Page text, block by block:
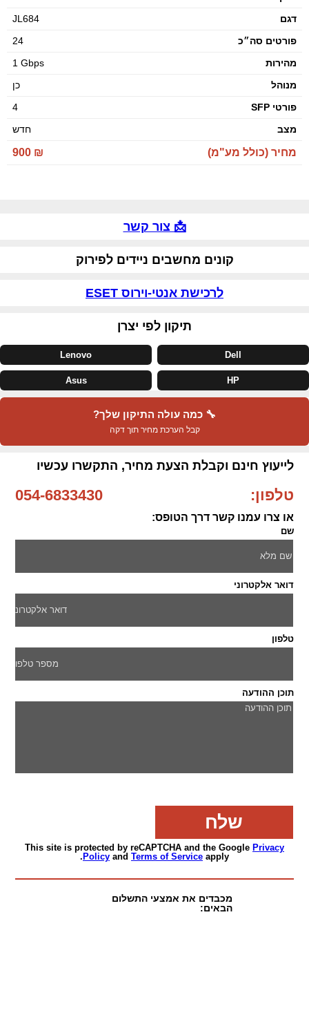
דגם
JL684
פורטים סה״כ
24
מהירות
1 Gbps
מנוהל
כן
פורטי SFP
4
מצב
חדש
מחיר (כולל מע"מ) 900 ₪
📩 צור קשר
קונים מחשבים ניידים לפירוק
לרכישת אנטי-וירוס ESET
תיקון לפי יצרן
Dell
Lenovo
HP
Asus
🔧 כמה עולה התיקון שלך?
קבל הערכת מחיר תוך דקה
לייעוץ חינם וקבלת הצעת מחיר, התקשרו עכשיו
טלפון: 054-6833430
או צרו עמנו קשר דרך הטופס:
שם
דואר אלקטרוני
טלפון
תוכן ההודעה
This site is protected by reCAPTCHA and the Google Privacy
Policy and Terms of Service apply.
מכבדים את אמצעי התשלום
הבאים: